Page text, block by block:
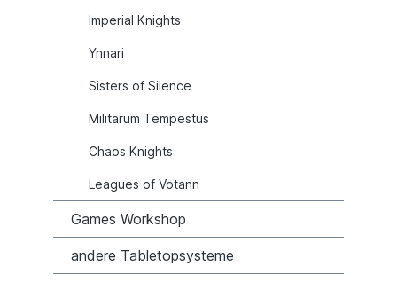
Imperial Knights
Ynnari
Sisters of Silence
Militarum Tempestus
Chaos Knights
Leagues of Votann
Games Workshop
andere Tabletopsysteme